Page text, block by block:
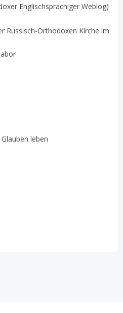
Englischsprachiger Weblog)
Russisch-Orthodoxen Kirche im
leben